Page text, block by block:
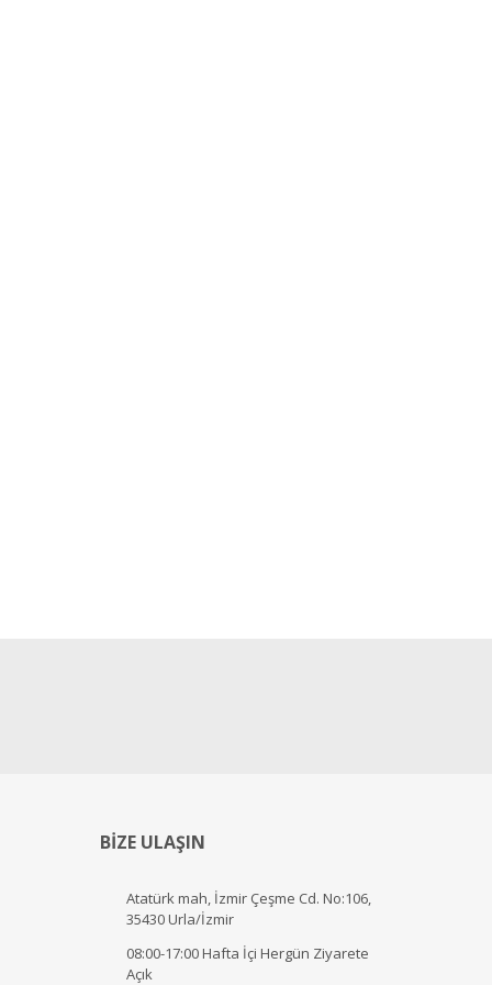
BİZE ULAŞIN
Atatürk mah, İzmir Çeşme Cd. No:106,
35430 Urla/İzmir
08:00-17:00 Hafta İçi Hergün Ziyarete
Açık